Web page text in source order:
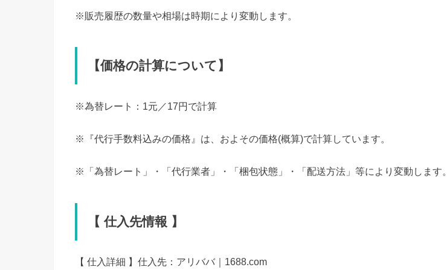
※販売履歴の数量や相場は時期により変動します。
【価格の計算について】
※為替レート：1元／17円で計算
※『代行手数料込みの価格』は、およその価格(概算)で計算しています。
※「為替レート」・「代行業者」・「梱包状態」・「配送方法」等により変動します。
【 仕入先情報 】
【 仕入詳細 】仕入先：アリババ｜1688.com